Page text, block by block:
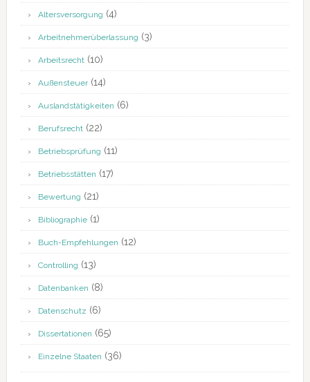
Altersversorgung (4)
Arbeitnehmerüberlassung (3)
Arbeitsrecht(10)
Außensteuer(14)
Auslandstätigkeiten (6)
Berufsrecht(22)
Betriebsprüfung (11)
Betriebsstätten (17)
Bewertung (21)
Bibliographie(1)
Buch-Empfehlungen (12)
Controlling (13)
Datenbanken (8)
Datenschutz (6)
Dissertationen (65)
Einzelne Staaten (36)